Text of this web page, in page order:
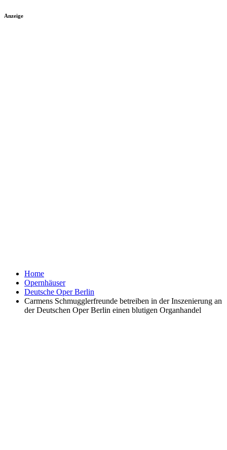
Anzeige
Home
Opernhäuser
Deutsche Oper Berlin
Carmens Schmugglerfreunde betreiben in der Inszenierung an
der Deutschen Oper Berlin einen blutigen Organhandel